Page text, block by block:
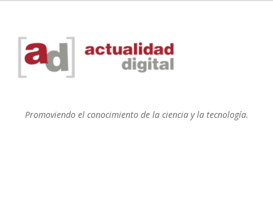
Promoviendo el conocimiento de la ciencia y la tecnología.